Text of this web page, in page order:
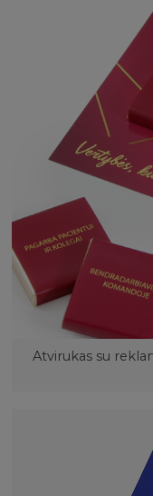
Atvirukas su